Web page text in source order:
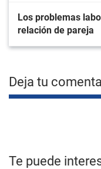
Los problemas
relación de pareja
Deja tu
Te puede